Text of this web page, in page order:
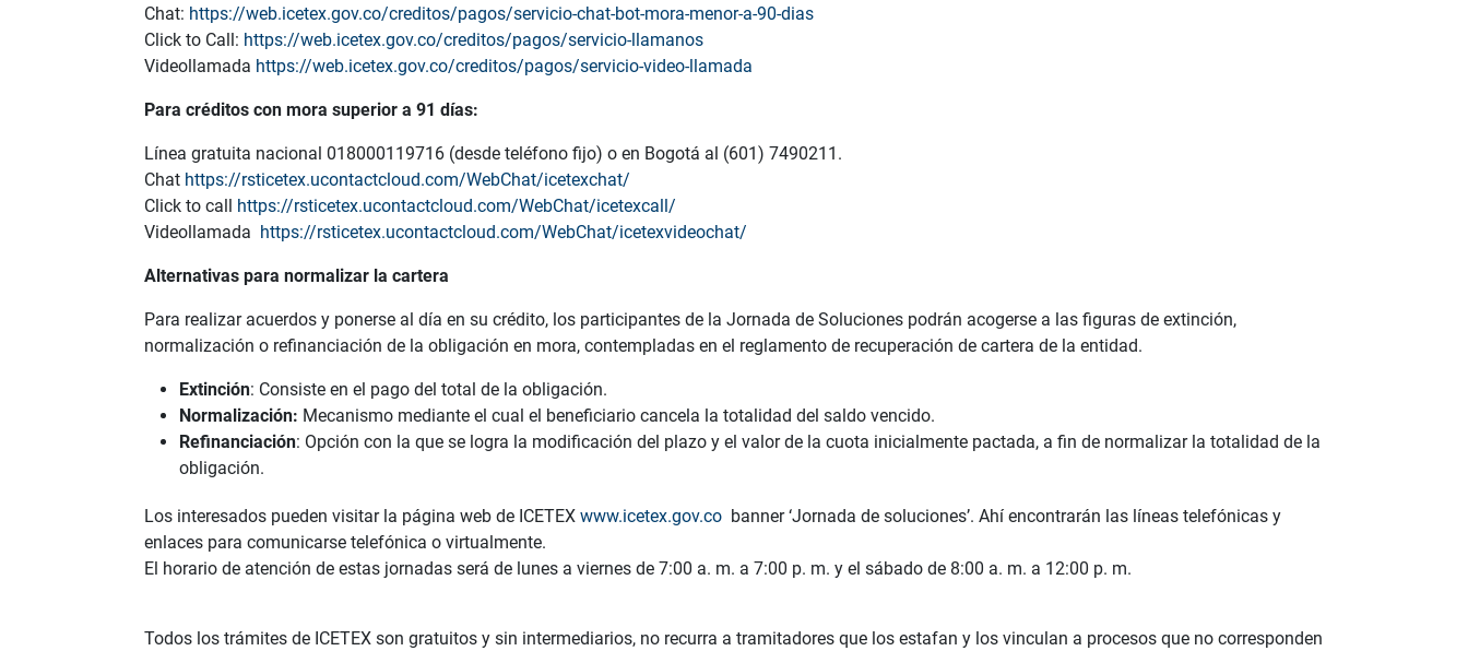
Chat: https://web.icetex.gov.co/creditos/pagos/servicio-chat-bot-mora-menor-a-90-dias
Click to Call: https://web.icetex.gov.co/creditos/pagos/servicio-llamanos
Videollamada https://web.icetex.gov.co/creditos/pagos/servicio-video-llamada
Para créditos con mora superior a 91 días:
Línea gratuita nacional 018000119716 (desde teléfono fijo) o en Bogotá al (601) 7490211.
Chat https://rsticetex.ucontactcloud.com/WebChat/icetexchat/
Click to call
https://rsticetex.ucontactcloud.com/WebChat/icetexcall/
Videollamada https://rsticetex.ucontactcloud.com/WebChat/icetexvideochat/
Alternativas para normalizar la cartera
Para realizar acuerdos y ponerse al día en su crédito, los participantes de la Jornada de Soluciones podrán acogerse a las figuras de extinción,
normalización o refinanciación de la obligación en mora, contempladas en el reglamento de recuperación de cartera de la entidad.
Extinción: Consiste en el pago del total de la obligación.
Normalización: Mecanismo mediante el cual el beneficiario cancela la totalidad del saldo vencido.
Refinanciación: Opción con la que se logra la modificación del plazo y el valor de la cuota inicialmente pactada, a fin de normalizar la totalidad de la
obligación.
Los interesados pueden visitar la página web de ICETEX www.icetex.gov.co banner ‘Jornada de soluciones’. Ahí encontrarán las líneas telefónicas y
enlaces para comunicarse telefónica o virtualmente.
El horario de atención de estas jornadas será de lunes a viernes de 7:00 a. m. a 7:00 p. m. y el sábado de 8:00 a. m. a 12:00 p. m.
Todos los trámites de ICETEX son gratuitos y sin intermediarios, no recurra a tramitadores que los estafan y los vinculan a procesos que no corresponden